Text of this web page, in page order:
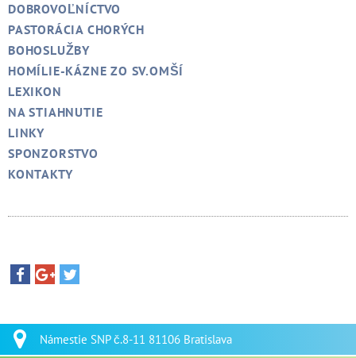
DOBROVOĽNÍCTVO
PASTORÁCIA CHORÝCH
BOHOSLUŽBY
HOMÍLIE-KÁZNE ZO SV.OMŠÍ
LEXIKON
NA STIAHNUTIE
LINKY
SPONZORSTVO
KONTAKTY
Námestie SNP č.8-11 81106 Bratislava